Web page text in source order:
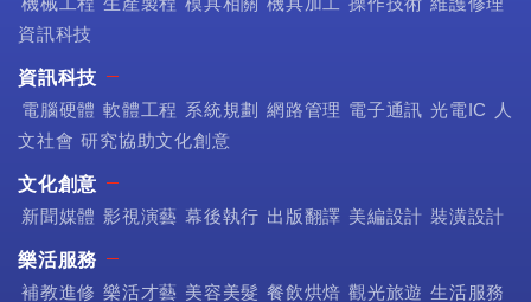
資訊科技
資訊科技
電腦硬體 軟體工程 系統規劃 網路管理 電子通訊 光電IC
人
文社會 研究協助文化創意
文化創意
新聞媒體 影視演藝 幕後執行 出版翻譯 美編設計 裝潢設計
樂活服務
補教進修 樂活才藝 美容美髮 餐飲烘焙 觀光旅遊 生活服務